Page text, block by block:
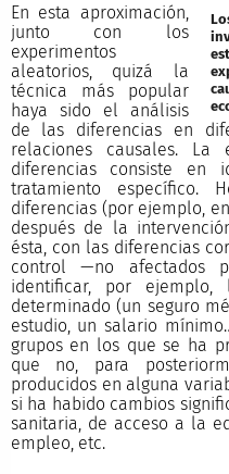
En esta aproximación,
junto con los
experimentos
aleatorios, quizá la
técnica más popular
haya sido el análisis
de las diferencias en
relaciones causales. La
diferencias consiste en
tratamiento específico.
diferencias (por ejemplo,
después de la
ésta, con las diferencias
control —no afectados
identificar, por
determinado (un seguro
estudio, un salario
grupos en los que se ha
que no, para
producidos en alguna
si ha habido cambios
sanitaria, de acceso a la
empleo, etc.